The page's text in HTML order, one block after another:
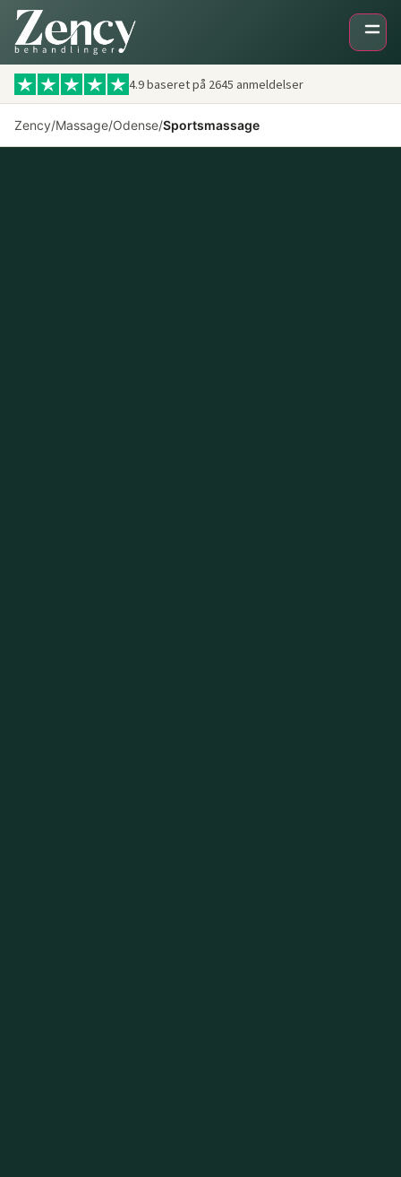
Videre
indhold
4.9 baseret på 2645 anmeldelser
Zency/Massage/Odense/Sportsmassage